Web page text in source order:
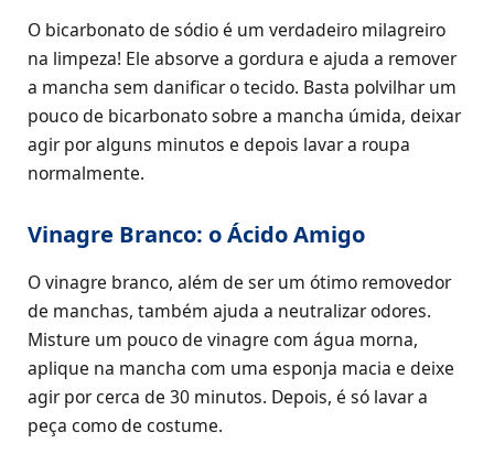
O bicarbonato de sódio é um verdadeiro milagreiro
na limpeza! Ele absorve a gordura e ajuda a remover
a mancha sem danificar o tecido. Basta polvilhar um
pouco de bicarbonato sobre a mancha úmida, deixar
agir por alguns minutos e depois lavar a roupa
normalmente.
Vinagre Branco: o Ácido Amigo
O vinagre branco, além de ser um ótimo removedor
de manchas, também ajuda a neutralizar odores.
Misture um pouco de vinagre com água morna,
aplique na mancha com uma esponja macia e deixe
agir por cerca de 30 minutos. Depois, é só lavar a
peça como de costume.